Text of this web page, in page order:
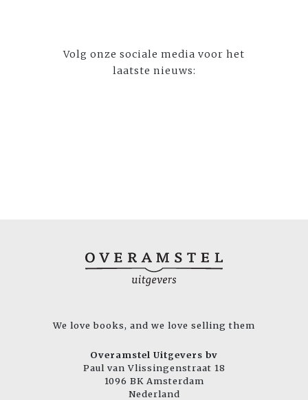
Volg onze sociale media voor het
laatste nieuws:
We love books, and we love selling them
Overamstel Uitgevers bv
Paul van Vlissingenstraat 18
1096 BK Amsterdam
Nederland